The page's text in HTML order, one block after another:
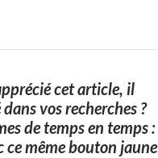
cet article, il
vos recherches ?
de temps en temps :
ce même bouton jaune